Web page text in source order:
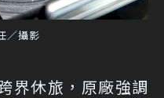
／攝影
界休旅，原廠強調